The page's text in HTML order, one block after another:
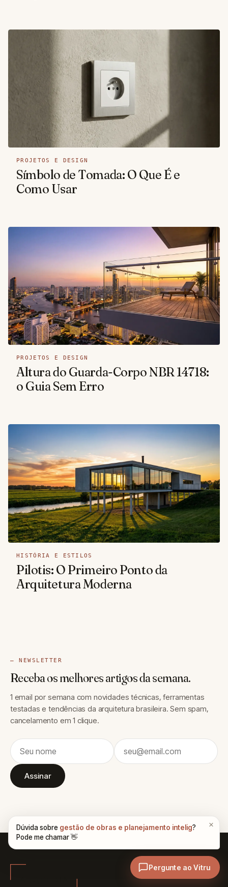
PROJETOS E DESIGN
Símbolo de Tomada: O Que É e
Como Usar
PROJETOS E DESIGN
Altura do Guarda-Corpo NBR 14718:
o Guia Sem Erro
HISTÓRIA E ESTILOS
Pilotis: O Primeiro Ponto da
Arquitetura Moderna
— NEWSLETTER
Receba os melhores artigos da semana.
1 email por semana com novidades técnicas, ferramentas
testadas e tendências da arquitetura brasileira. Sem spam,
cancelamento em 1 clique.
Assinar